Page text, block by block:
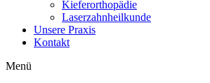
Kieferorthopädie
Laserzahnheilkunde
Unsere Praxis
Kontakt
Menü